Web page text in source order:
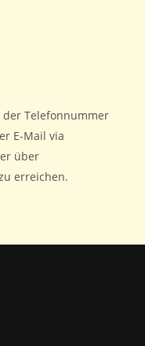
Telefonnummer
E-Mail via
über
erreichen.